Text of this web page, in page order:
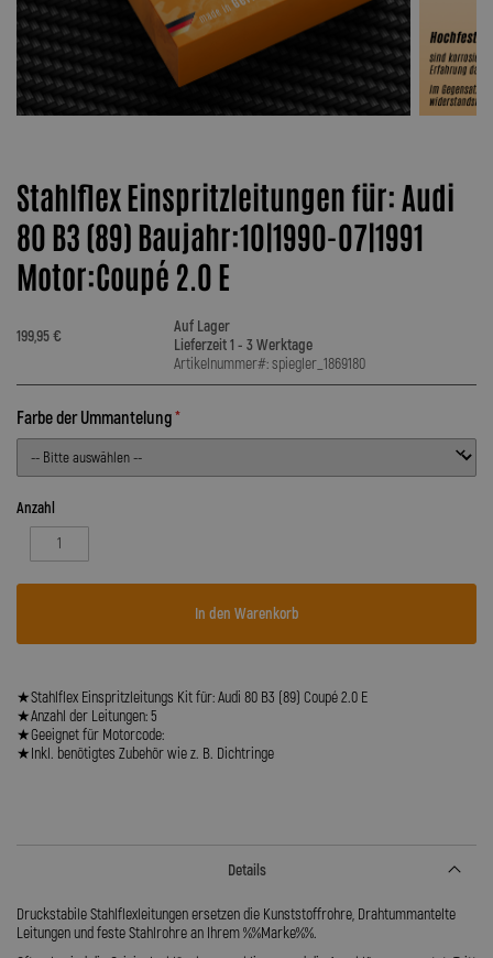
Stahlflex Einspritzleitungen für: Audi
80 B3 (89) Baujahr:10|1990-07|1991
Motor:Coupé 2.0 E
199,95 €
Auf Lager
Lieferzeit 1 - 3 Werktage
Artikelnummer#: spiegler_1869180
Farbe der Ummantelung
Anzahl
In den Warenkorb
★Stahlflex Einspritzleitungs Kit für: Audi 80 B3 (89) Coupé 2.0 E
★Anzahl der Leitungen: 5
★Geeignet für Motorcode:
★Inkl. benötigtes Zubehör wie z. B. Dichtringe
Details
Druckstabile Stahlflexleitungen ersetzen die Kunststoffrohre, Drahtummantelte
Leitungen und feste Stahlrohre an Ihrem %%Marke%%.